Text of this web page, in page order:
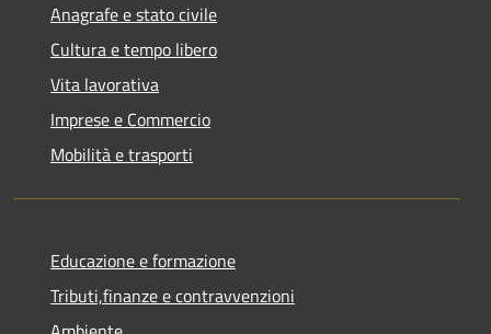
Anagrafe e stato civile
Cultura e tempo libero
Vita lavorativa
Imprese e Commercio
Mobilità e trasporti
Educazione e formazione
Tributi,finanze e contravvenzioni